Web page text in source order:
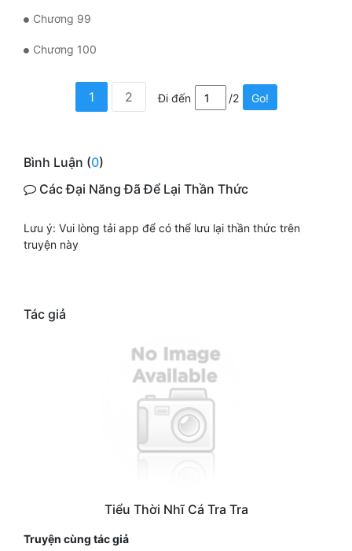
Chương 99
Chương 100
1 2 Đi đến /2 Go!
Bình Luận (0)
Các Đại Năng Đã Để Lại Thần Thức
Lưu ý: Vui lòng tải app để có thể lưu lại thần thức trên
truyện này
Tác giả
Tiểu Thời Nhĩ Cá Tra Tra
Truyện cùng tác giả